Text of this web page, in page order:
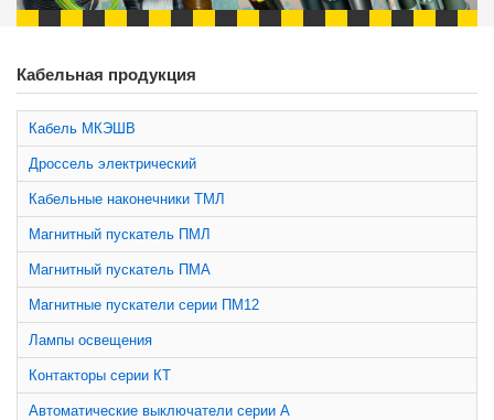
Кабельная продукция
Кабель МКЭШВ
Дроссель электрический
Кабельные наконечники ТМЛ
Магнитный пускатель ПМЛ
Магнитный пускатель ПМА
Магнитные пускатели серии ПМ12
Лампы освещения
Контакторы серии КТ
Автоматические выключатели серии А